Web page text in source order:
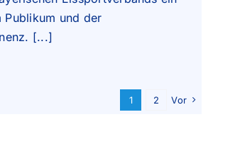
Publikum und der
[...]
1 2 Vor